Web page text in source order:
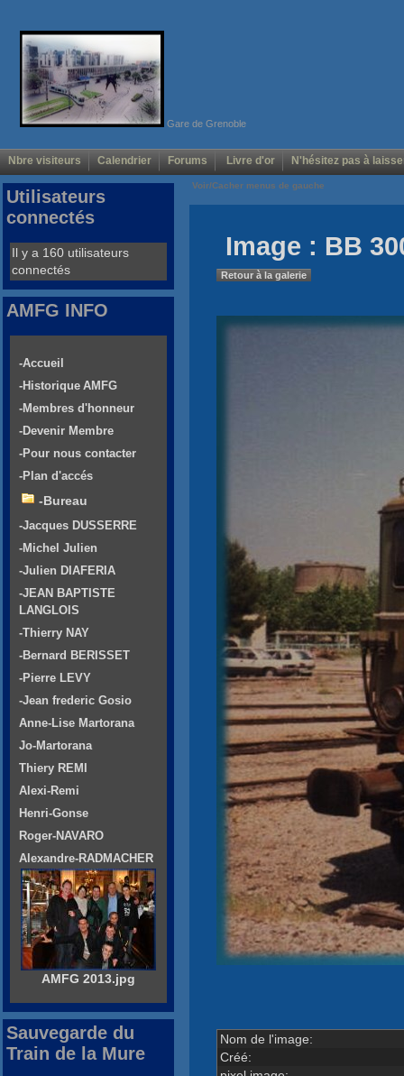
Gare de Grenoble
Nbre visiteurs Calendrier Forums Livre d'or N'hésitez pas à
Voir/Cacher menus de gauche
Image : BB
Retour à la galerie
Nom de l'image:
Créé:
Utilisateurs
connectés
Il y a 160 utilisateurs
connectés
AMFG INFO
-Accueil
-Historique AMFG
-Membres d'honneur
-Devenir Membre
-Pour nous contacter
-Plan d'accés
-Bureau
-Jacques DUSSERRE
-Michel Julien
-Julien DIAFERIA
-JEAN BAPTISTE
LANGLOIS
-Thierry NAY
-Bernard BERISSET
-Pierre LEVY
-Jean frederic Gosio
Anne-Lise Martorana
Jo-Martorana
Thiery REMI
Alexi-Remi
Henri-Gonse
Roger-NAVARO
Alexandre-RADMACHER
AMFG 2013.jpg
Sauvegarde du
Train de la Mure